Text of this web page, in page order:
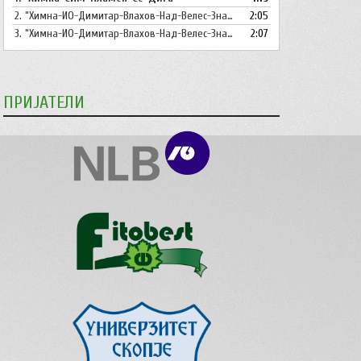
Горна
стрела/
Долна
или
намалување
2.“Химна-ИО-Димитар-Влахов-Над-Велес-Знаме-Се-Вее”
2:05
3.“Химна-ИО-Димитар-Влахов-Над-Велес-Знаме-Се-Вее-Инструментал” 2:07
ПРИЈАТЕЛИ